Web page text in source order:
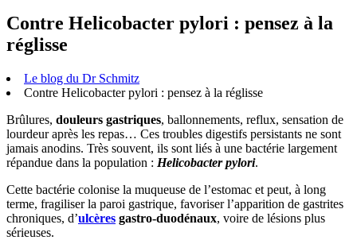
Contre Helicobacter pylori : pensez à la
réglisse
Le blog du Dr Schmitz
Contre Helicobacter pylori : pensez à la réglisse
Brûlures, douleurs gastriques, ballonnements, reflux, sensation de
lourdeur après les repas… Ces troubles digestifs persistants ne sont
jamais anodins. Très souvent, ils sont liés à une bactérie largement
répandue dans la population : Helicobacter pylori.
Cette bactérie colonise la muqueuse de l’estomac et peut, à long
terme, fragiliser la paroi gastrique, favoriser l’apparition de gastrites
chroniques, d’ulcères gastro-duodénaux, voire de lésions plus
sérieuses.